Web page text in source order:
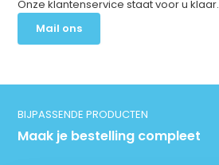
Onze klantenservice staat voor u klaar.
Mail ons
BIJPASSENDE PRODUCTEN
Maak je bestelling compleet